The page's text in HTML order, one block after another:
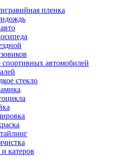
пленка
спортивных автомобилей
стекло
катеров